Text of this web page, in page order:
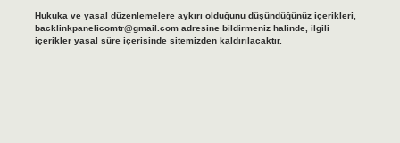
Hukuka ve yasal düzenlemelere aykırı olduğunu düşündüğünüz içerikleri,
backlinkpanelicomtr@gmail.comadresine bildirmeniz halinde, ilgili
içerikler yasal süre içerisinde sitemizden kaldırılacaktır.